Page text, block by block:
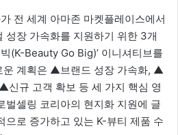
전 세계 아마존 마켓플레이스에서
성장 가속화를 지원하기 위한 3개
(K-Beauty Go Big)’ 이니셔티브를
운 계획은 ▲브랜드 성장 가속화, ▲
신규 고객 확보 등 세 가지 핵심 영
벌셀링 코리아의 현지화 지원에 글
으로 증가하고 있는 K-뷰티 제품 수